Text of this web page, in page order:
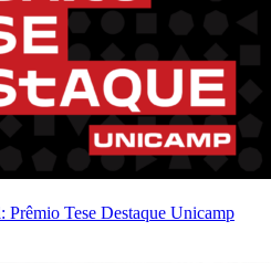
Tese Destaque Unicamp